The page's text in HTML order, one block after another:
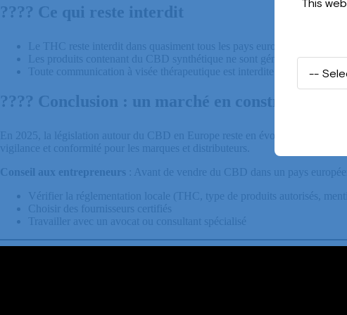
???? Ce qui reste interdit
Le THC reste interdit dans quasiment tous les pays européens, sauf
Les produits contenant du CBD synthétique ne sont généralement pas
Toute communication à visée thérapeutique est interdite sans
???? Conclusion : un marché en construction
En 2025, la législation autour du CBD en Europe reste en évolution
vigilance et conformité pour les marques et distributeurs.
Conseil aux entrepreneurs : Avant de vendre du CBD dans un pays
Vérifier la réglementation locale (THC, type de produits autorisés,
Choisir des fournisseurs certifiés
Travailler avec un avocat ou consultant spécialisé